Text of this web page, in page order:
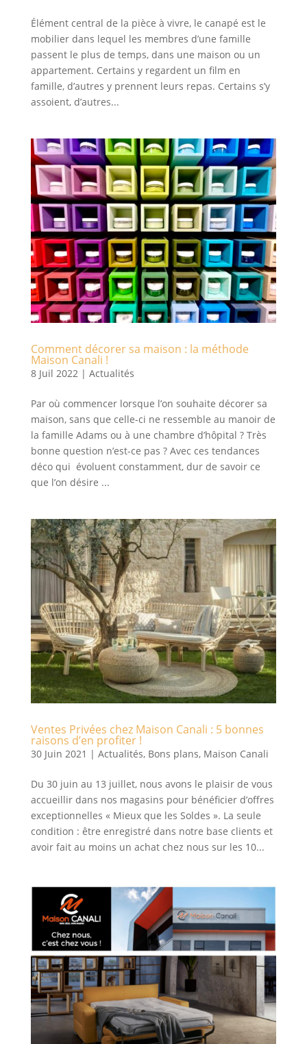
Élément central de la pièce à vivre, le canapé est le
mobilier dans lequel les membres d’une famille
passent le plus de temps, dans une maison ou un
appartement. Certains y regardent un film en
famille, d’autres y prennent leurs repas. Certains s’y
assoient, d’autres...
Comment décorer sa maison : la méthode
Maison Canali !
8 Juil 2022 | Actualités
Par où commencer lorsque l’on souhaite décorer sa
maison, sans que celle-ci ne ressemble au manoir de
la famille Adams ou à une chambre d’hôpital ? Très
bonne question n’est-ce pas ? Avec ces tendances
déco qui évoluent constamment, dur de savoir ce
que l’on désire ...
Ventes Privées chez Maison Canali : 5 bonnes
raisons d’en profiter !
30 Juin 2021 | Actualités, Bons plans, Maison Canali
Du 30 juin au 13 juillet, nous avons le plaisir de vous
accueillir dans nos magasins pour bénéficier d’offres
exceptionnelles « Mieux que les Soldes ». La seule
condition : être enregistré dans notre base clients et
avoir fait au moins un achat chez nous sur les 10...